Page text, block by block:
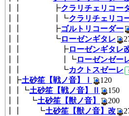
┃┃ ┣クラリチェリコー
┃┃ ┃┗クラリチェリコ
┃┃ ┣ゴルトリコーダー
┃┃ ┗ローゼンギタレ
┃┃ ┣ローゼンギタレ
┃┃ ┃┗ローゼンゼー
┃┃ ┗カクトスゼーレ
┃┣土砂笙【戦ノ音】Ⅰ
┃┃┗土砂笙【戦ノ音】Ⅱ
┃┃ ┗土砂笙【獣ノ音】
┃┃ ┗土砂笙【獣ノ音】改